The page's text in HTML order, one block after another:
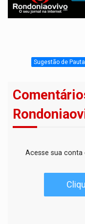
Sugestão de Pauta
Acesse sua conta